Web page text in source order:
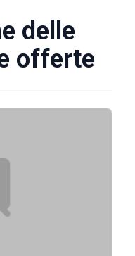
delle
offerte